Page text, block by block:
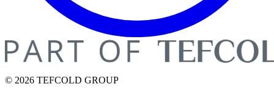
© 2026 TEFCOLD GROUP